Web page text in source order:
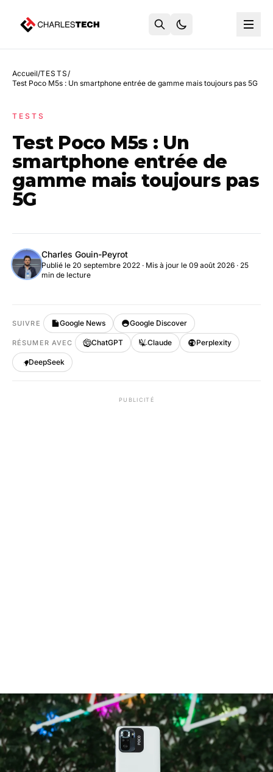
Accueil/TESTS/
Test Poco M5s : Un smartphone entrée de gamme mais toujours pas 5G
TESTS
Test Poco M5s : Un
smartphone entrée de
gamme mais toujours pas
5G
Charles Gouin-Peyrot
Publié le 20 septembre 2022 · Mis à jour le 09 août 2026 · 25
min de lecture
SUIVRE Google News Google Discover
RÉSUMER AVEC ChatGPT Claude Perplexity
DeepSeek
PUBLICITÉ